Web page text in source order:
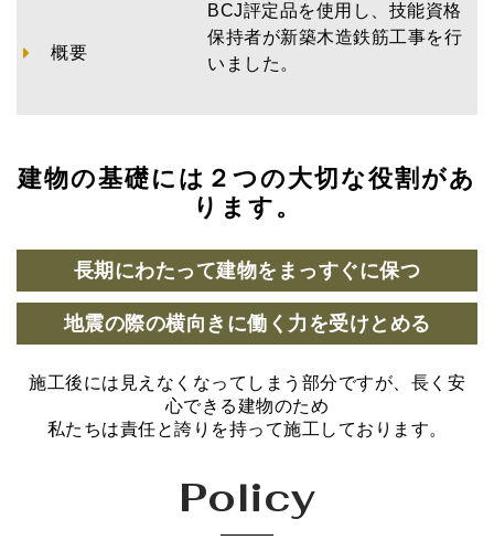
概要
BCJ評定品を使用し、技能資格
保持者が新築木造鉄筋工事を行
いました。
建物の基礎には２つの大切な役割があ
ります。
長期にわたって建物をまっすぐに保つ
地震の際の横向きに働く力を受けとめる
施工後には見えなくなってしまう部分ですが、長く安
心できる建物のため
私たちは責任と誇りを持って施工しております。
Policy